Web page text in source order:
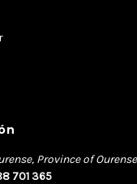
Province of Ourense
701 365